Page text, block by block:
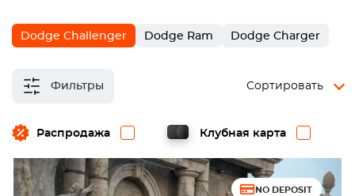
Dodge Challenger Dodge Ram Dodge Charger
Фильтры
Распродажа Клубная карта
Сортировать
NO DEPOSIT